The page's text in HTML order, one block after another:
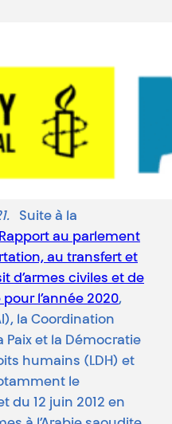
Suite à la
Rapport au parlement
au transfert et
d’armes civiles et de
l’année 2020,
la Coordination
Paix et la Démocratie
humains (LDH) et
le
du 12 juin 2012 en